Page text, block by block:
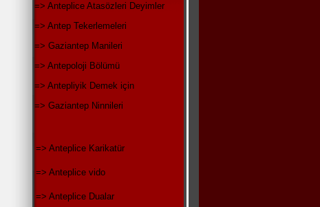
=> Anteplice Atasözleri Deyimler
=> Antep Tekerlemeleri
=> Gaziantep Manileri
=> Antepoloji Bölümü
=> Antepliyik Demek için
=> Gaziantep Ninnileri
=> Anteplice Karikatür
=> Anteplice vido
=> Anteplice Dualar